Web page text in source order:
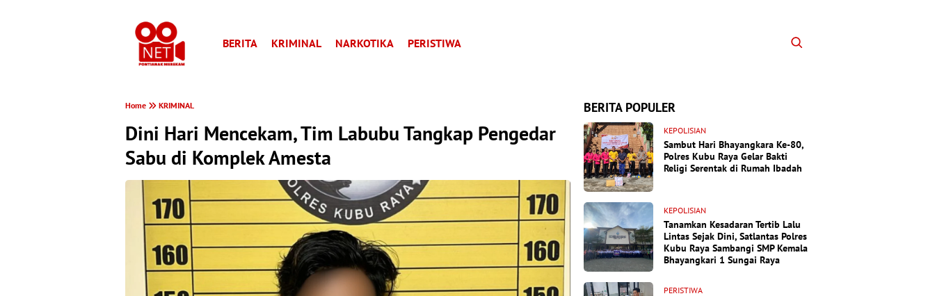
BERITA KRIMINAL NARKOTIKA PERISTIWA
Home KRIMINAL
Dini Hari Mencekam, Tim Labubu Tangkap Pengedar
Sabu di Komplek Amesta
BERITA POPULER
KEPOLISIAN
Sambut Hari Bhayangkara Ke-80,
Polres Kubu Raya Gelar Bakti
Religi Serentak di Rumah Ibadah
KEPOLISIAN
Tanamkan Kesadaran Tertib Lalu
Lintas Sejak Dini, Satlantas Polres
Kubu Raya Sambangi SMP Kemala
Bhayangkari 1 Sungai Raya
PERISTIWA